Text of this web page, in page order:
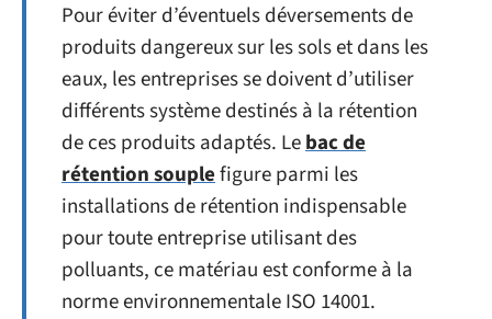
Pour éviter d’éventuels déversements de
produits dangereux sur les sols et dans les
eaux, les entreprises se doivent d’utiliser
différents système destinés à la rétention
de ces produits adaptés. Lebac de
rétention souplefigure parmi les
installations de rétention indispensable
pour toute entreprise utilisant des
polluants, ce matériau est conforme à la
norme environnementale ISO 14001.